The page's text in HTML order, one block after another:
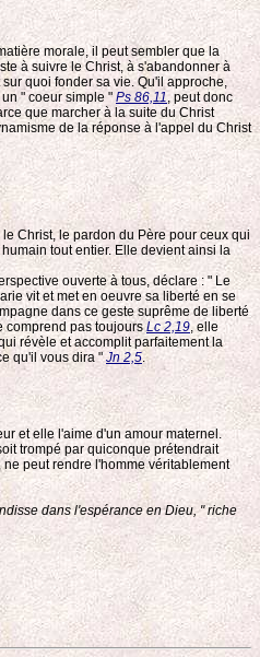
morale, il peut sembler que la
à suivre le Christ, à s'abandonner à
quoi fonder sa vie. Qu'il approche,
" coeur simple " Ps 86,11, peut donc
que marcher à la suite du Christ
de la réponse à l'appel du Christ
Christ, le pardon du Père pour ceux qui
tout entier. Elle devient ainsi la
ouverte à tous, déclare : " Le
vit et met en oeuvre sa liberté en se
dans ce geste suprême de liberté
comprend pas toujoursLc 2,19, elle
révèle et accomplit parfaitement la
qu'il vous dira "Jn 2,5.
et elle l'aime d'un amour maternel.
trompé par quiconque prétendrait
peut rendre l'homme véritablement
dans l'espérance en Dieu, " riche